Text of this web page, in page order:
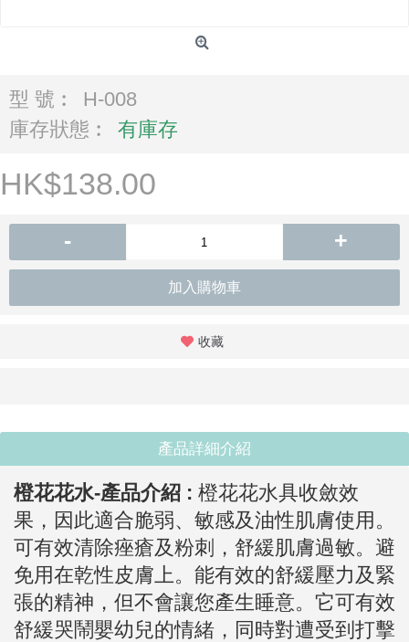
型 號︰
H-008
庫存狀態︰
有庫存
HK$138.00
- +
加入購物車
收藏
產品詳細介紹
橙花花水-產品介紹 : 橙花花水具收斂效
果，因此適合脆弱、敏感及油性肌膚使用。
可有效清除痤瘡及粉刺，舒緩肌膚過敏。避
免用在乾性皮膚上。能有效的舒緩壓力及緊
張的精神，但不會讓您產生睡意。它可有效
舒緩哭鬧嬰幼兒的情緒，同時對遭受到打擊